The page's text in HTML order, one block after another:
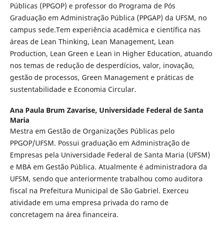
Públicas (PPGOP) e professor do Programa de Pós
Graduação em Administração Pública (PPGAP) da UFSM, no
campus sede.Tem experiência acadêmica e científica nas
áreas de Lean Thinking, Lean Management, Lean
Production, Lean Green e Lean in Higher Education, atuando
nos temas de redução de desperdícios, valor, inovação,
gestão de processos, Green Management e práticas de
sustentabilidade e Economia Circular.
Ana Paula Brum Zavarise, Universidade Federal de Santa
Maria
Mestra em Gestão de Organizações Públicas pelo
PPGOP/UFSM. Possui graduação em Administração de
Empresas pela Universidade Federal de Santa Maria (UFSM)
e MBA em Gestão Pública. Atualmente é administradora da
UFSM, sendo que anteriormente trabalhou como auditora
fiscal na Prefeitura Municipal de São Gabriel. Exerceu
atividade em uma empresa privada do ramo de
concretagem na área financeira.